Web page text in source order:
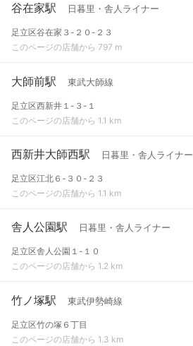
谷在家駅 日暮里・舎人ライナー
足立区谷在家３-２０-２３
このページの店舗から 797 m
大師前駅 東武大師線
足立区西新井１-３-１
このページの店舗から 1.1 km
西新井大師西駅 日暮里・舎人ライナー
足立区江北６-３０-２３
このページの店舗から 1.1 km
舎人公園駅 日暮里・舎人ライナー
足立区舎人公園１-１０
このページの店舗から 1.2 km
竹ノ塚駅 東武伊勢崎線
足立区竹の塚６丁目
このページの店舗から 1.3 km